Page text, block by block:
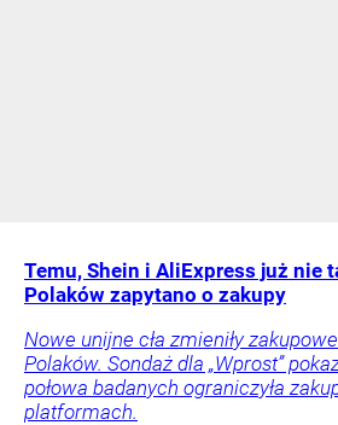
Temu, Shein i AliExpress już nie
Polaków zapytano o zakupy
Nowe unijne cła zmieniły
Polaków. Sondaż dla „Wprost”
połowa badanych ograniczyła
platformach.